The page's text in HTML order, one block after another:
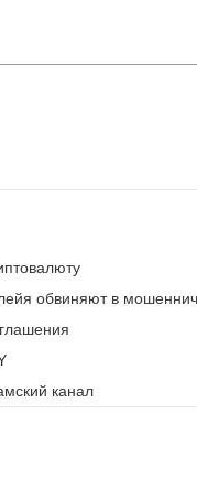
обвиняют в
канал